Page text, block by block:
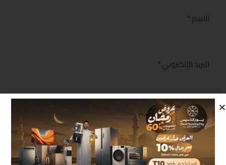
الاسم*
البريد الإلكتروني*
مراجعتك*